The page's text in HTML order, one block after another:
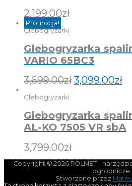
2,199.00zł
Promocja!
Glebogryzarki
Glebogryzarka
VARIO 65BC3
3,699.00zł 3,099.00zł
Glebogryzarki
Glebogryzarka
AL-KO 7505 VR sbA
3,799.00zł
Copyright © 2026 ROLMET -
ogrodnicze
Stworzone przez